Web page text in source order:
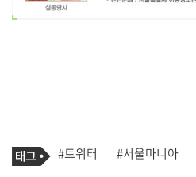
기
사
태
그
#트위터 #서울마니아